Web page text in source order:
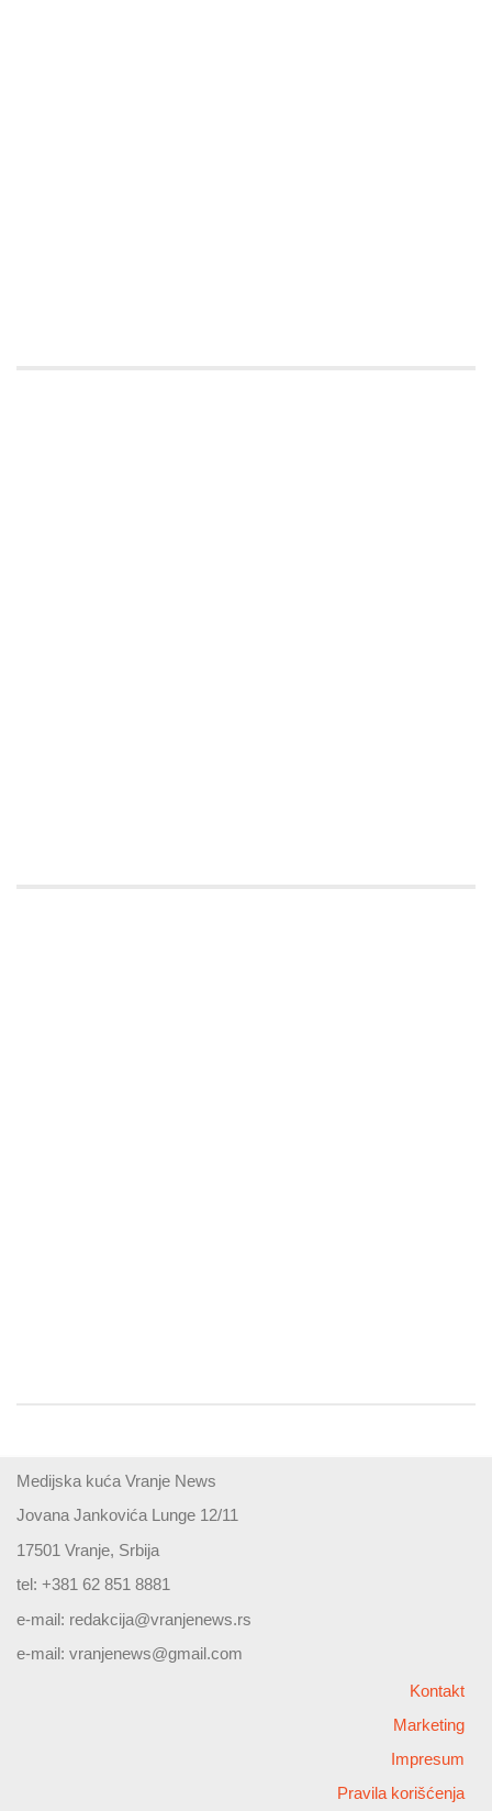
Medijska kuća Vranje News
Jovana Jankovića Lunge 12/11
17501 Vranje, Srbija
tel: +381 62 851 8881
e-mail: redakcija@vranjenews.rs
e-mail: vranjenews@gmail.com
Kontakt
Marketing
Impresum
Pravila korišćenja